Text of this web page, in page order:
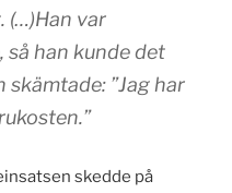
(…)Han var
så han kunde det
skämtade: ”Jag har
skedde på